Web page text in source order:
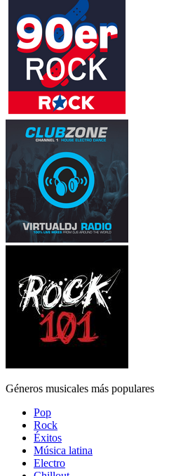
Géneros musicales más populares
Pop
Rock
Éxitos
Música latina
Electro